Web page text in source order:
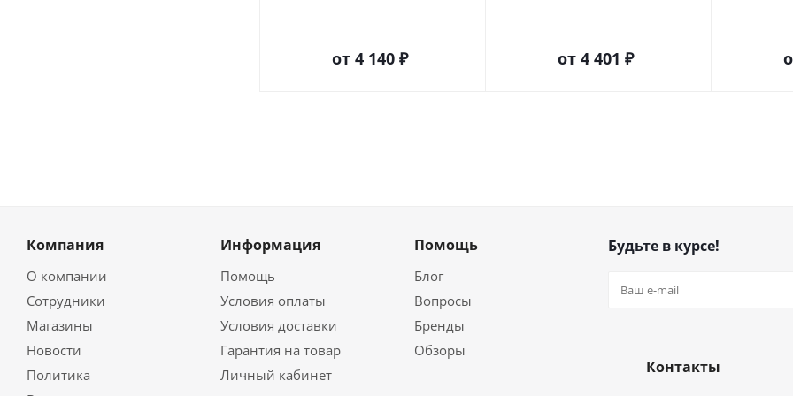
от 4 140 ₽ от 4 401 ₽
Компания
О компании
Сотрудники
Магазины
Новости
Политика
Информация
Помощь
Условия оплаты
Условия доставки
Гарантия на товар
Личный кабинет
Помощь
Блог
Вопросы
Бренды
Обзоры
Будьте в курсе!
Контакты